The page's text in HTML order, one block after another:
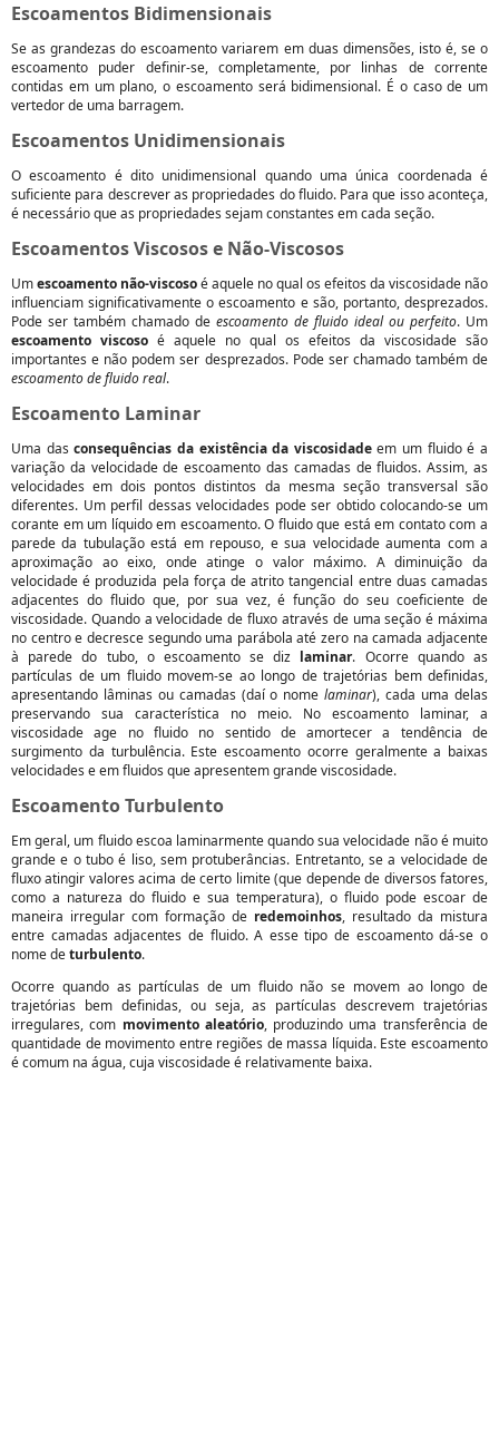
Escoamentos Bidimensionais
Se as grandezas do escoamento variarem em duas dimensões, isto é, se o
escoamento puder definir-se, completamente, por linhas de corrente
contidas em um plano, o escoamento será bidimensional. É o caso de um
vertedor de uma barragem.
Escoamentos Unidimensionais
O escoamento é dito unidimensional quando uma única coordenada é
suficiente para descrever as propriedades do fluido. Para que isso aconteça,
é necessário que as propriedades sejam constantes em cada seção.
Escoamentos Viscosos e Não-Viscosos
Umescoamento não-viscosoé aquele no qual os efeitos da viscosidade não
influenciam significativamente o escoamento e são, portanto, desprezados.
Pode ser também chamado de escoamento de fluido ideal ou perfeito. Um
escoamento viscoso é aquele no qual os efeitos da viscosidade são
importantes e não podem ser desprezados. Pode ser chamado também de
escoamento de fluido real.
Escoamento Laminar
Uma dasconsequências da existência da viscosidadeem um fluido é a
variação da velocidade de escoamento das camadas de fluidos. Assim, as
velocidades em dois pontos distintos da mesma seção transversal são
diferentes. Um perfil dessas velocidades pode ser obtido colocando-se um
corante em um líquido em escoamento. O fluido que está em contato com a
parede da tubulação está em repouso, e sua velocidade aumenta com a
aproximação ao eixo, onde atinge o valor máximo. A diminuição da
velocidade é produzida pela força de atrito tangencial entre duas camadas
adjacentes do fluido que, por sua vez, é função do seu coeficiente de
viscosidade. Quando a velocidade de fluxo através de uma seção é máxima
no centro e decresce segundo uma parábola até zero na camada adjacente
à parede do tubo, o escoamento se diz laminar. Ocorre quando as
partículas de um fluido movem-se ao longo de trajetórias bem definidas,
apresentando lâminas ou camadas (daí o nomelaminar), cada uma delas
preservando sua característica no meio. No escoamento laminar, a
viscosidade age no fluido no sentido de amortecer a tendência de
surgimento da turbulência. Este escoamento ocorre geralmente a baixas
velocidades e em fluidos que apresentem grande viscosidade.
Escoamento Turbulento
Em geral, um fluido escoa laminarmente quando sua velocidade não é muito
grande e o tubo é liso, sem protuberâncias. Entretanto, se a velocidade de
fluxo atingir valores acima de certo limite (que depende de diversos fatores,
como a natureza do fluido e sua temperatura), o fluido pode escoar de
maneira irregular com formação de redemoinhos, resultado da mistura
entre camadas adjacentes de fluido. A esse tipo de escoamento dá-se o
nome deturbulento.
Ocorre quando as partículas de um fluido não se movem ao longo de
trajetórias bem definidas, ou seja, as partículas descrevem trajetórias
irregulares, com movimento aleatório, produzindo uma transferência de
quantidade de movimento entre regiões de massa líquida. Este escoamento
é comum na água, cuja viscosidade é relativamente baixa.